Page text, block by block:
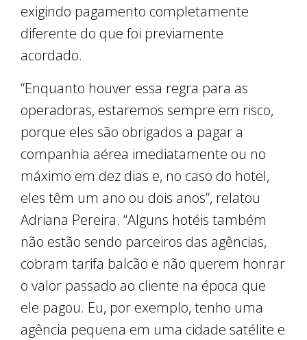
exigindo pagamento completamente
diferente do que foi previamente
acordado.
“Enquanto houver essa regra para as
operadoras, estaremos sempre em risco,
porque eles são obrigados a pagar a
companhia aérea imediatamente ou no
máximo em dez dias e, no caso do hotel,
eles têm um ano ou dois anos”, relatou
Adriana Pereira. “Alguns hotéis também
não estão sendo parceiros das agências,
cobram tarifa balcão e não querem honrar
o valor passado ao cliente na época que
ele pagou. Eu, por exemplo, tenho uma
agência pequena em uma cidade satélite e